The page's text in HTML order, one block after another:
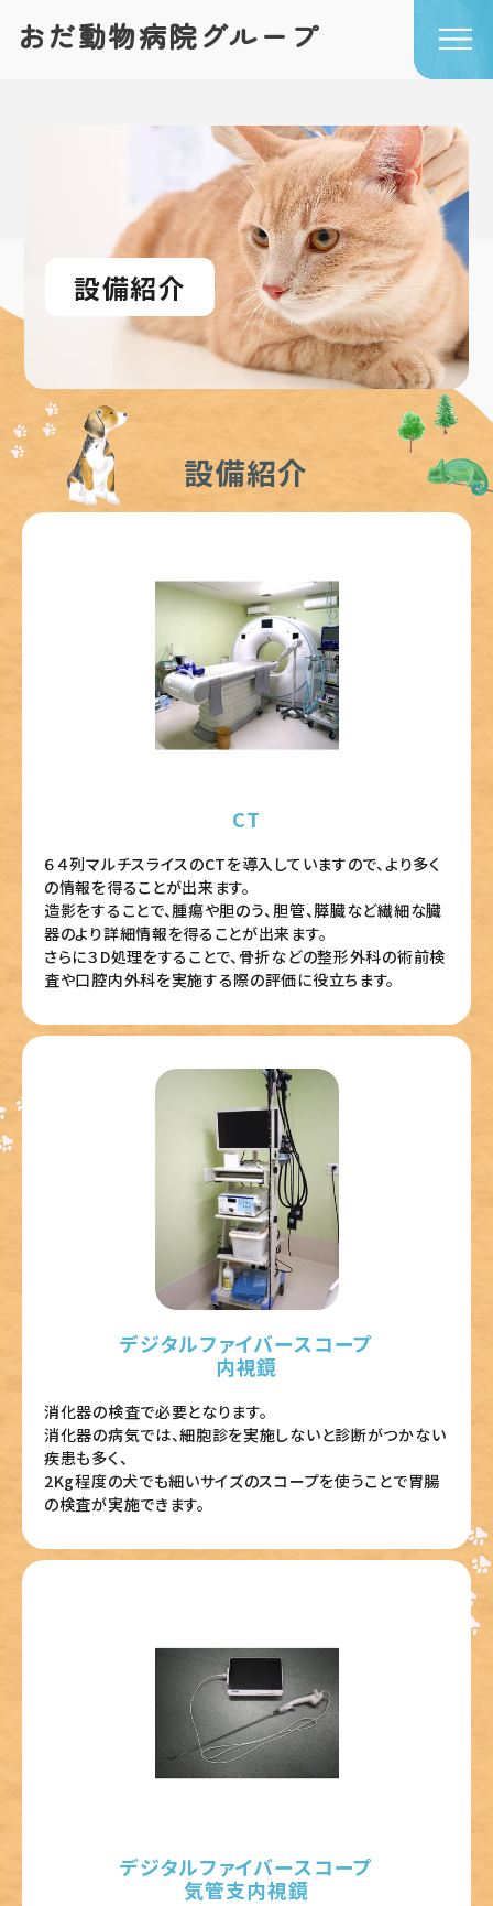
おだ動物病院グループ
TOP
私たちについて
初めての方へ
診療案内
おだ動物病院
動物医療センター
タニダ動物病院
設備紹介
スタッフ紹介
しつけ教室
獣医出勤表
よくあるご質問
動物病院の先生方へ
（ご紹介のご案内）
設備紹介
設備紹介
CT
６４列マルチスライスのCTを導入していますので、より多く
の情報を得ることが出来ます。
造影をすることで、腫瘍や胆のう、胆管、膵臓など繊細な臓
器のより詳細情報を得ることが出来ます。
さらに３D処理をすることで、骨折などの整形外科の術前検
査や口腔内外科を実施する際の評価に役立ちます。
デジタルファイバースコープ
内視鏡
消化器の検査で必要となります。
消化器の病気では、細胞診を実施しないと診断がつかない
疾患も多く、
2Kg程度の犬でも細いサイズのスコープを使うことで胃腸
の検査が実施できます。
デジタルファイバースコープ
気管支内視鏡